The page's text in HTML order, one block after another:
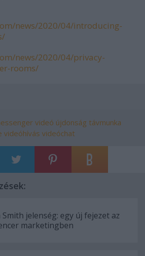
news/2020/04/introducing-
news/2020/04/privacy-
rooms/
videó újdonság távmunka
videóhívás videóchat
Smith jelenség: egy új fejezet az
marketingben